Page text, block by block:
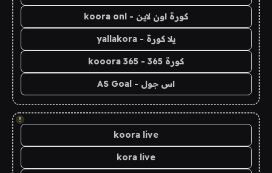
كورة اون لاين - koora onl
يلا كورة - yallakora
كورة 365 - kooora 365
اس جول - AS Goal
!
koora live
kora live